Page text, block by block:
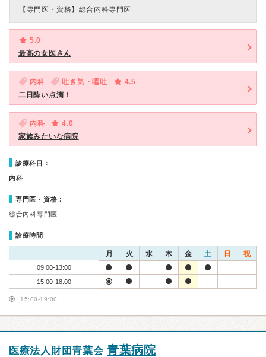
【専門医・資格】 総合内科専門医
5.0
最高の女医さん
内科 吐き気・嘔吐
4.5
二日酔い点滴！
内科
4.0
家族みたいな病院
診療科目：
内科
専門医・資格：
総合内科専門医
診療時間
月 火 水 木 金 土 日 祝
09:00-13:00
15:00-18:00
15:00-19:00
医療法人財団青葉会 青葉病院